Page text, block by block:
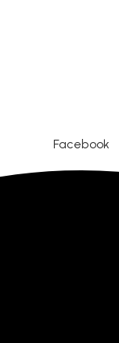
Facebook